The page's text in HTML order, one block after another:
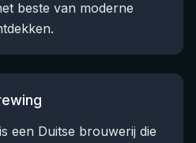
beste van moderne
een Duitse brouwerij die